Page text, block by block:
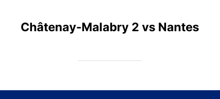
Châtenay-Malabry 2 vs Nantes